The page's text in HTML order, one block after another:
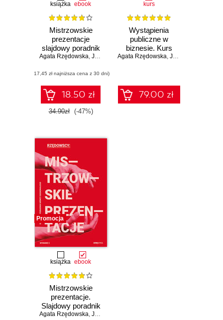
książka ebook
Mistrzowskie
prezentacje
slajdowy poradnik
mówcy
Agata Rzędowska, Jerzy Rzędowski
(17,45 zł najniższa cena z 30 dni)
18.50 zł
34.90zł (-47%)
kurs
Wystąpienia
publiczne w
biznesie. Kurs
video
Agata Rzędowska, Jerzy Rzędowski
79.00 zł
Promocja
książka ebook
Mistrzowskie
prezentacje.
Slajdowy poradnik
mówcy
Agata Rzędowska, Jerzy Rzędowski